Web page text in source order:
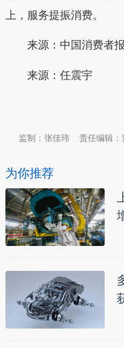
上，服务提振消费。
来源：中国消费者
来源：任震宇
责任编辑：
监制：张佳玮
为你推荐